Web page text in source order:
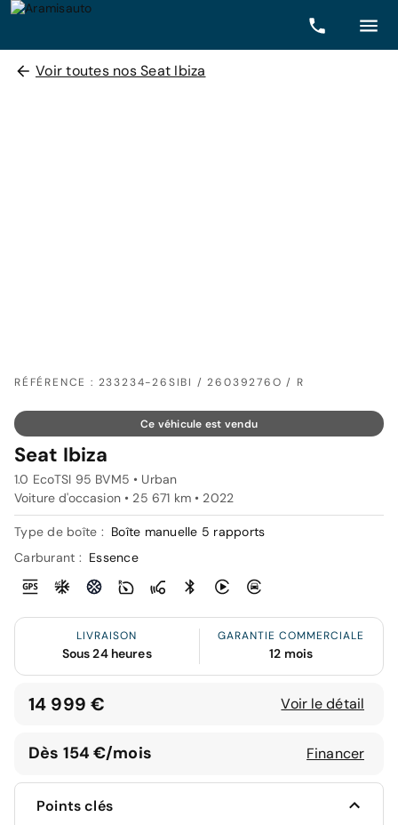
Voir toutes nos Seat Ibiza
RÉFÉRENCE : 233234-26SIBI / 26039276O / R
Ce véhicule est vendu
Seat Ibiza
1.0 EcoTSI 95 BVM5 • Urban
Voiture d'occasion • 25 671 km • 2022
Type de boîte : Boîte manuelle 5 rapports
Carburant : Essence
LIVRAISON
Sous 24 heures
GARANTIE COMMERCIALE
12 mois
14 999 € Voir le détail
Dès 154 €/mois Financer
Points clés